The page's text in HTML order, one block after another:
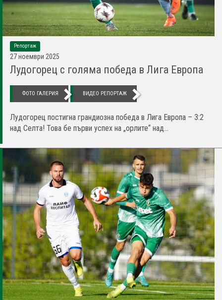
Репортаж
27 ноември 2025
Лудогорец с голяма победа в Лига Европа
ФОТО ГАЛЕРИЯ ВИДЕО РЕПОРТАЖ
Лудогорец постигна грандиозна победа в Лига Европа – 3:2
над Селта! Това бе първи успех на „орлите“ над...